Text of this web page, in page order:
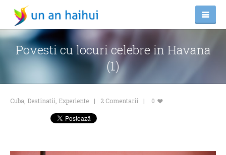
Povesti cu locuri celebre in Havana
(1)
Cuba Destinatii Experiente 2 Comentarii 0